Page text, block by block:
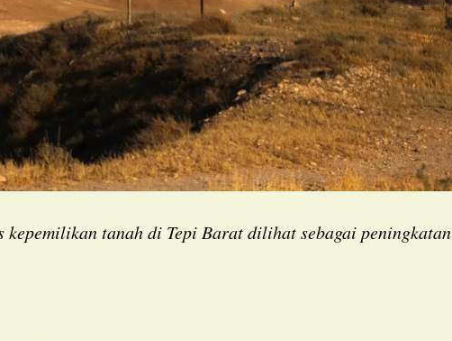
tanah di Tepi Barat dilihat sebagai peningkatan